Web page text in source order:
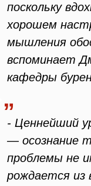
поскольку
хорошем
мышления
вспоминает
кафедры
- Ценнейший
— осознание
проблемы не
рождается из